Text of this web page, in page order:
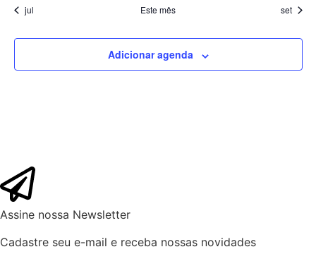
jul Este mês set
Adicionar agenda
Assine nossa Newsletter
Cadastre seu e-mail e receba nossas novidades